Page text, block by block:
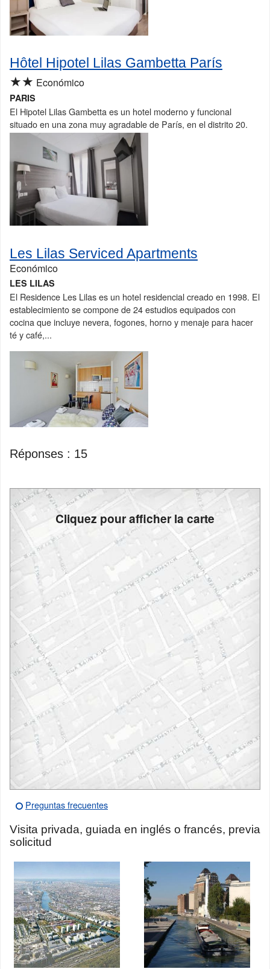
Hôtel Hipotel Lilas Gambetta París
★★ Económico
PARIS
El Hipotel Lilas Gambetta es un hotel moderno y funcional
situado en una zona muy agradable de París, en el distrito 20.
Les Lilas Serviced Apartments
Económico
LES LILAS
El Residence Les Lilas es un hotel residencial creado en 1998. El
establecimiento se compone de 24 estudios equipados con
cocina que incluye nevera, fogones, horno y menaje para hacer
té y café,...
Réponses : 15
Cliquez pour afficher la carte
Preguntas frecuentes
Visita privada, guiada en inglés o francés, previa
solicitud